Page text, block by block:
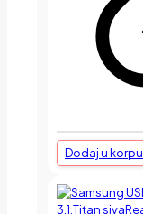
Dodaj u korpu